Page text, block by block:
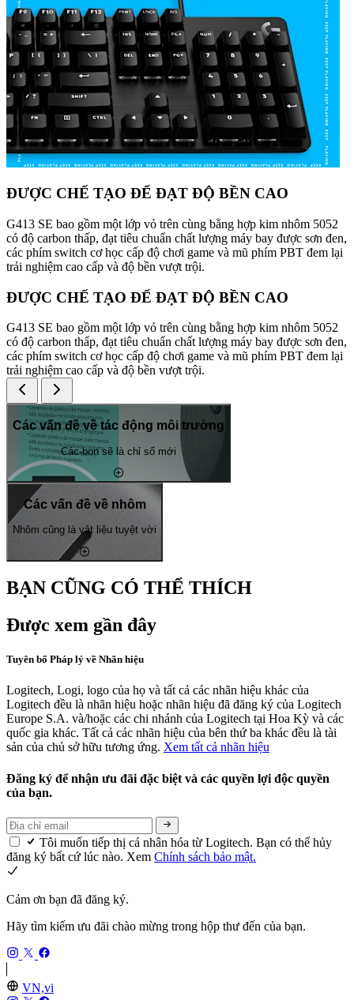
ĐƯỢC CHẾ TẠO ĐỂ ĐẠT ĐỘ BỀN CAO
G413 SE bao gồm một lớp vỏ trên cùng bằng hợp kim nhôm 5052
có độ carbon thấp, đạt tiêu chuẩn chất lượng máy bay được sơn đen,
các phím switch cơ học cấp độ chơi game và mũ phím PBT đem lại
trải nghiệm cao cấp và độ bền vượt trội.
ĐƯỢC CHẾ TẠO ĐỂ ĐẠT ĐỘ BỀN CAO
G413 SE bao gồm một lớp vỏ trên cùng bằng hợp kim nhôm 5052
có độ carbon thấp, đạt tiêu chuẩn chất lượng máy bay được sơn đen,
các phím switch cơ học cấp độ chơi game và mũ phím PBT đem lại
trải nghiệm cao cấp và độ bền vượt trội.
Các vấn đề về tác động môi trường
Các-bon sẽ là chỉ số mới
Các vấn đề về nhôm
Nhôm cũng là vật liệu tuyệt vời
BẠN CŨNG CÓ THỂ THÍCH
Được xem gần đây
Tuyên bố Pháp lý về Nhãn hiệu
Logitech, Logi, logo của họ và tất cả các nhãn hiệu khác của
Logitech đều là nhãn hiệu hoặc nhãn hiệu đã đăng ký của Logitech
Europe S.A. và/hoặc các chi nhánh của Logitech tại Hoa Kỳ và các
quốc gia khác. Tất cả các nhãn hiệu của bên thứ ba khác đều là tài
sản của chủ sở hữu tương ứng. Xem tất cả nhãn hiệu
Đăng ký để nhận ưu đãi đặc biệt và các quyền lợi độc quyền
của bạn.
Tôi muốn tiếp thị cá nhân hóa từ Logitech. Bạn có thể hủy
đăng ký bất cứ lúc nào. Xem Chính sách bảo mật.
Cảm ơn bạn đã đăng ký.
Hãy tìm kiếm ưu đãi chào mừng trong hộp thư đến của bạn.
VN,vi